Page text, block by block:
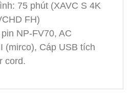
75 phút (XAVC S 4K
FH)
NP-FV70, AC
(mirco), Cáp USB tích
cord.